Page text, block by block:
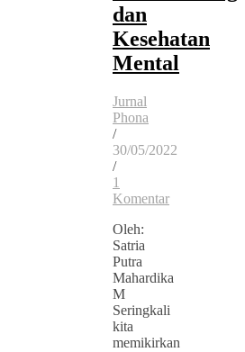
dan
Kesehatan
Mental
Jurnal
Phona
/
30/05/2022
/
1
Komentar
Oleh:
Satria
Putra
Mahardika
M
Seringkali
kita
memikirkan